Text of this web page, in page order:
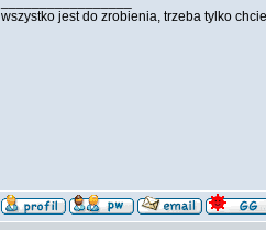
wszystko jest do zrobienia, trzeba tylko